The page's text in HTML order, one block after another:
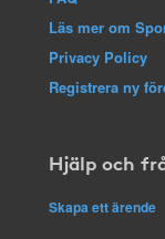
Läs mer om
Privacy Policy
Registrera ny
Hjälp och
Skapa ett ärende